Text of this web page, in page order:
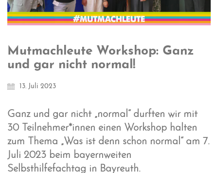
Mutmachleute Workshop: Ganz
und gar nicht normal!
13. Juli 2023
Ganz und gar nicht „normal“ durften wir mit
30 Teilnehmer*innen einen Workshop halten
zum Thema „Was ist denn schon normal“ am 7.
Juli 2023 beim bayernweiten
Selbsthilfefachtag in Bayreuth.